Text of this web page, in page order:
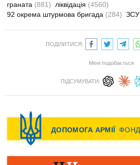
граната (881) ліквідація (4560)
92 окрема штурмова бригада (284) ЗСУ
ПОДІЛИТИСЯ:
Мені подобається
ПІДСУМУВАТИ: